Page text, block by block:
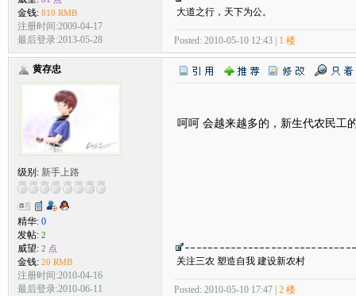
金钱: 810 RMB
注册时间:2009-04-17
最后登录:2013-05-28
大道之行，天下为公。
Posted: 2010-05-10 12:43 | 1 楼
黄存忠
级别: 新手上路
精华: 0
发帖: 2
威望: 2 点
金钱: 20 RMB
注册时间:2010-04-16
最后登录:2010-06-11
呵呵 会越来越多的，新生代农民工
关注三农 塑造自我 建设新农村
Posted: 2010-05-10 17:47 | 2 楼